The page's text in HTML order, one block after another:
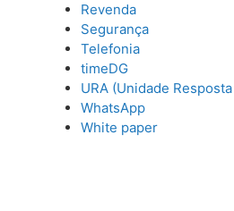
Revenda
Segurança
Telefonia
timeDG
URA (Unidade
WhatsApp
White paper